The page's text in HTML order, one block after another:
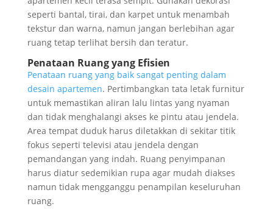
seperti bantal, tirai, dan karpet untuk menambah
tekstur dan warna, namun jangan berlebihan agar
ruang tetap terlihat bersih dan teratur.
Penataan Ruang yang Efisien
Penataan ruang yang baik sangat penting dalam
desain apartemen. Pertimbangkan tata letak furnitur
untuk memastikan aliran lalu lintas yang nyaman
dan tidak menghalangi akses ke pintu atau jendela.
Area tempat duduk harus diletakkan di sekitar titik
fokus seperti televisi atau jendela dengan
pemandangan yang indah. Ruang penyimpanan
harus diatur sedemikian rupa agar mudah diakses
namun tidak mengganggu penampilan keseluruhan
ruang.